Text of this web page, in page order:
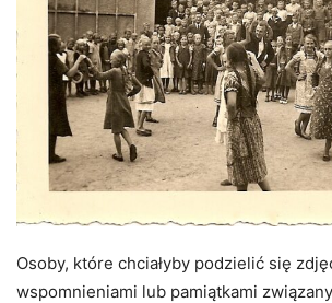
Osoby, które chciałyby podzielić się
wspomnieniami lub pamiątkami